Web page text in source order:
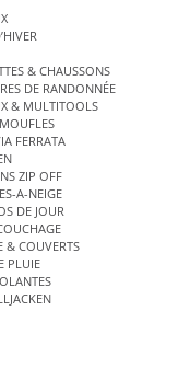
& CHAUSSONS
DE RANDONNÉE
& MULTITOOLS
FERRATA
ZIP OFF
A-NEIGE
DE JOUR
& COUVERTS
PLUIE